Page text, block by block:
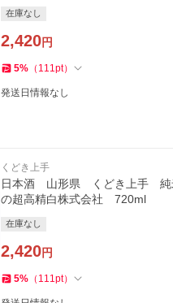
在庫なし
2,420円
5% （ 111pt）
発送日情報なし
くどき上手
日本酒 山形県 くどき上手 純
の超高精白株式会社 720ml
在庫なし
2,420円
5% （ 111pt）